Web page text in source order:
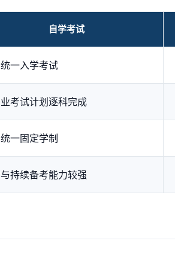
自学考试
一入学考试
考试计划逐科完成
一固定学制
持续备考能力较强